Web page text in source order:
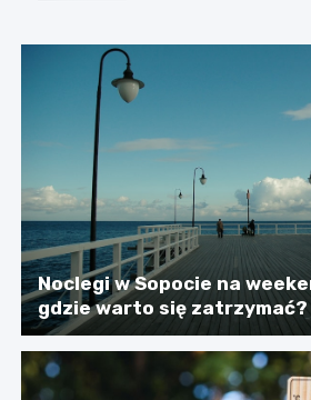
Noclegi w Sopocie na
gdzie warto się zatrzymać?